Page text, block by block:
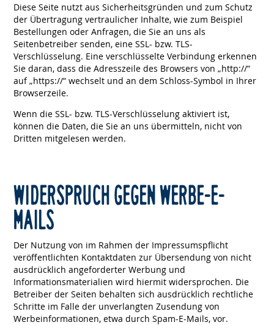
Diese Seite nutzt aus Sicherheitsgründen und zum Schutz
der Übertragung vertraulicher Inhalte, wie zum Beispiel
Bestellungen oder Anfragen, die Sie an uns als
Seitenbetreiber senden, eine SSL- bzw. TLS-
Verschlüsselung. Eine verschlüsselte Verbindung erkennen
Sie daran, dass die Adresszeile des Browsers von „http://“
auf „https://“ wechselt und an dem Schloss-Symbol in Ihrer
Browserzeile.
Wenn die SSL- bzw. TLS-Verschlüsselung aktiviert ist,
können die Daten, die Sie an uns übermitteln, nicht von
Dritten mitgelesen werden.
WIDERSPRUCH GEGEN WERBE-E-
MAILS
Der Nutzung von im Rahmen der Impressumspflicht
veröffentlichten Kontaktdaten zur Übersendung von nicht
ausdrücklich angeforderter Werbung und
Informationsmaterialien wird hiermit widersprochen. Die
Betreiber der Seiten behalten sich ausdrücklich rechtliche
Schritte im Falle der unverlangten Zusendung von
Werbeinformationen, etwa durch Spam-E-Mails, vor.